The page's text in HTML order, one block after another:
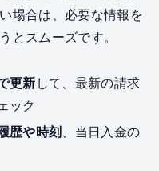
場合は、必要な情報を
とスムーズです。
更新 して、最新の請求
ック
歴や時刻
、当日入金の